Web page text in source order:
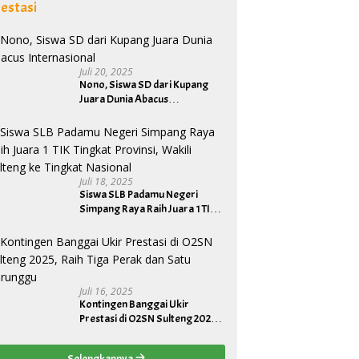
Juli 20, 2025
Nono, Siswa SD dari Kupang
Juara Dunia Abacus
Juli 18, 2025
Siswa SLB Padamu Negeri
Simpang Raya Raih Juara 1 TIK
ke Tingkat Nasional
Juli 16, 2025
Kontingen Banggai Ukir
Prestasi di O2SN Sulteng 2025,
Perunggu